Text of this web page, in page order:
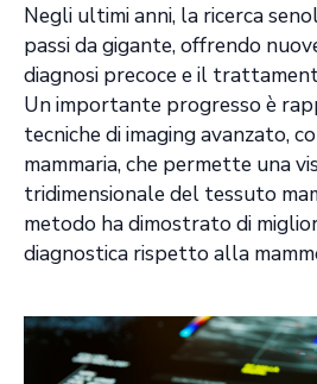
Negli ultimi anni, la ricerca
passi da gigante, offrendo
diagnosi precoce e il
Un importante progresso è
tecniche di imaging avanzato,
mammaria, che permette una
tridimensionale del tessuto
metodo ha dimostrato di
diagnostica rispetto alla